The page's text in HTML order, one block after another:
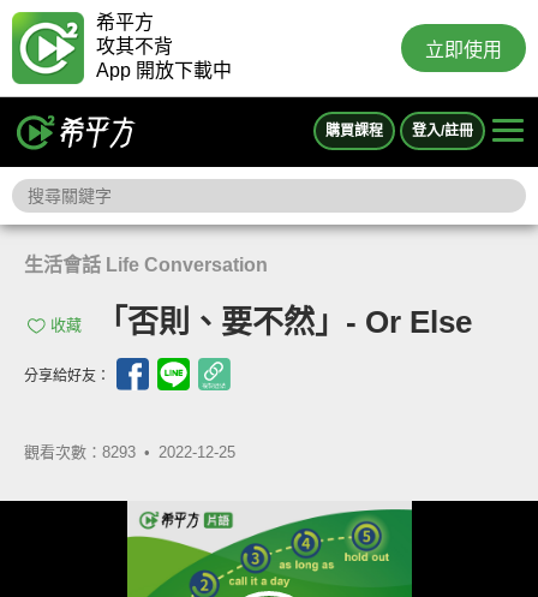
希平方
攻其不背
App 開放下載中
立即使用
購買課程 登入/註冊
生活會話 Life Conversation
收藏 「否則、要不然」- Or Else
分享給好友：
觀看次數：8293 • 2022-12-25